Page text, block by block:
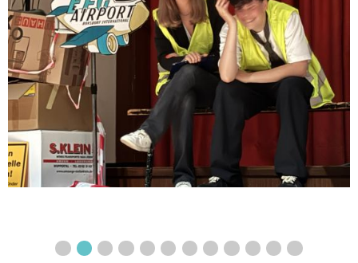
Vorheriges